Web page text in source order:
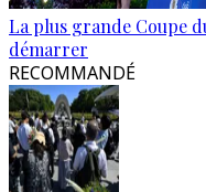
La plus grande Coupe
démarrer
RECOMMANDÉ